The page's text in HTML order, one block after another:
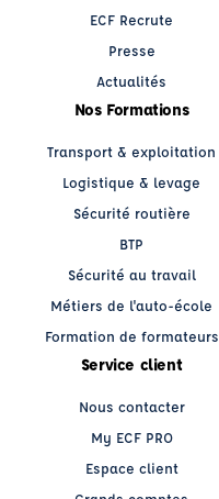
ECF Recrute
Presse
Actualités
Nos Formations
Transport & exploitation
Logistique & levage
Sécurité routière
BTP
Sécurité au travail
Métiers de l'auto-école
Formation de formateurs
Service client
Nous contacter
My ECF PRO
Espace client